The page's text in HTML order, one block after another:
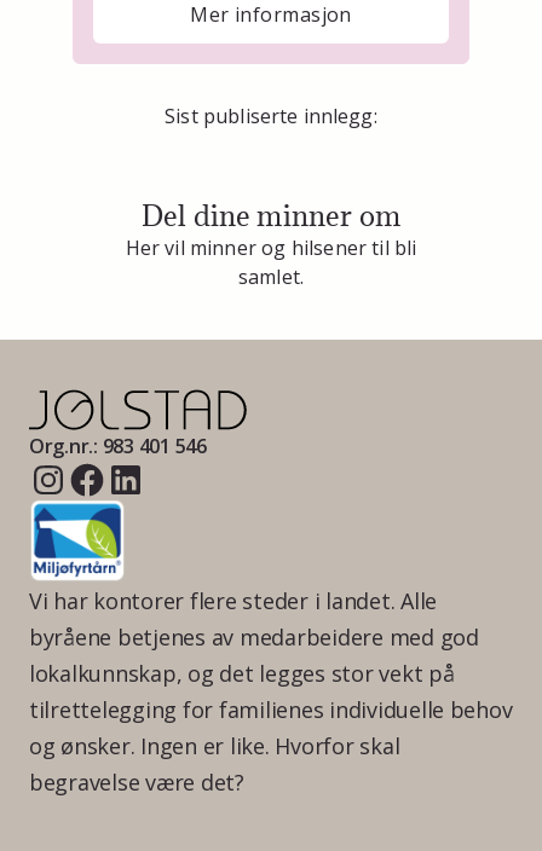
Mer informasjon
Sist publiserte innlegg:
Del dine minner om
Her vil minner og hilsener til bli
samlet.
Org.nr.: 983 401 546
Vi har kontorer flere steder i landet. Alle
byråene betjenes av medarbeidere med god
lokalkunnskap, og det legges stor vekt på
tilrettelegging for familienes individuelle behov
og ønsker. Ingen er like. Hvorfor skal
begravelse være det?